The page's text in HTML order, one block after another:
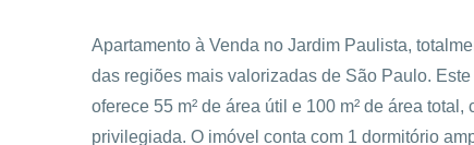
Apartamento à Venda no Jardim Paulista,
das regiões mais valorizadas de São Paulo.
oferece 55 m² de área útil e 100 m² de área
privilegiada. O imóvel conta com 1 dormitório